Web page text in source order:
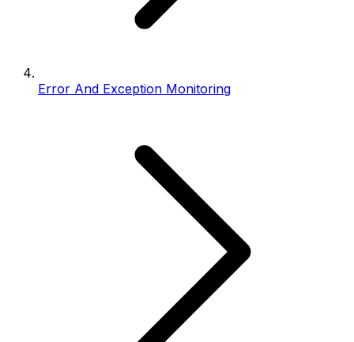
Error And Exception Monitoring